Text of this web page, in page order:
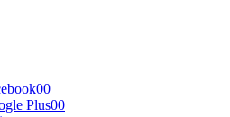
00
00